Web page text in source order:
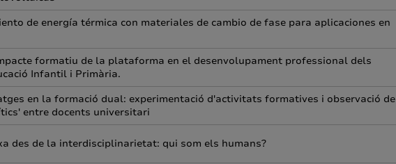
de energía térmica con materiales de cambio de fase para aplicaciones en
formatiu de la plataforma en el desenvolupament professional dels
Infantil i Primària.
en la formació dual: experimentació d'activitats formatives i observació de
entre docents universitari
des de la interdisciplinarietat: qui som els humans?